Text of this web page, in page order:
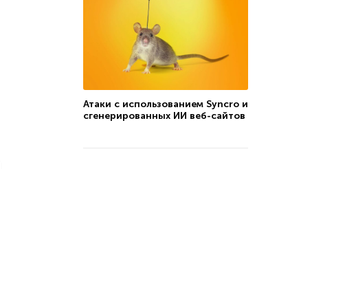
Атаки с использованием Syncro и
сгенерированных ИИ веб-сайтов